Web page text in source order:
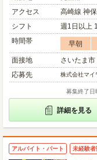
アクセス
高崎線 神
シフト
週1日以上
時間帯
早朝
面接地
さいたま市
応募先
株式会社マ
募集終了日
詳細を見る
アルバイト・パート 未経験者